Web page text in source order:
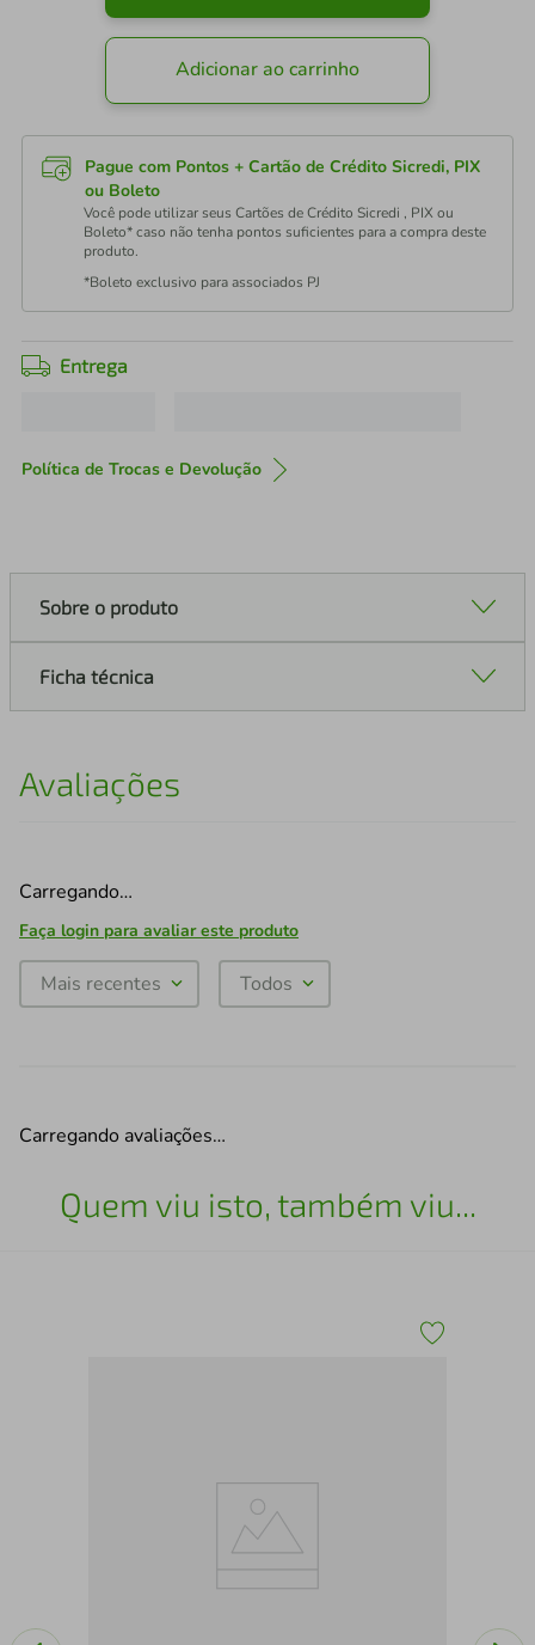
Adicionar ao carrinho
Pague com Pontos + Cartão de Crédito Sicredi, PIX
ou Boleto
Você pode utilizar seus Cartões de Crédito Sicredi , PIX ou
Boleto* caso não tenha pontos suficientes para a compra deste
produto.
*Boleto exclusivo para associados PJ
Entrega
Política de Trocas e Devolução
Sobre o produto
Ficha técnica
Avaliações
Carregando…
Faça login para avaliar este produto
Mais recentes Todos
Carregando avaliações…
Quem viu isto, também viu...